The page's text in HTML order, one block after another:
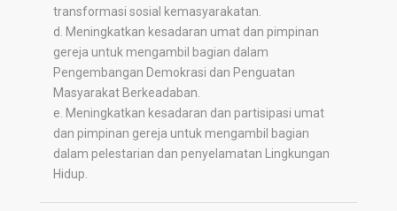
transformasi sosial kemasyarakatan.
d. Meningkatkan kesadaran umat dan pimpinan
gereja untuk mengambil bagian dalam
Pengembangan Demokrasi dan Penguatan
Masyarakat Berkeadaban.
e. Meningkatkan kesadaran dan partisipasi umat
dan pimpinan gereja untuk mengambil bagian
dalam pelestarian dan penyelamatan Lingkungan
Hidup.